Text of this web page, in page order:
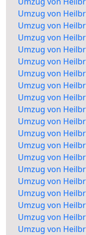
Umzug von
Umzug von
Umzug von
Umzug von
Umzug von
Umzug von
Umzug von
Umzug von
Umzug von
Umzug von
Umzug von
Umzug von
Umzug von
Umzug von
Umzug von
Umzug von
Umzug von
Umzug von
Umzug von